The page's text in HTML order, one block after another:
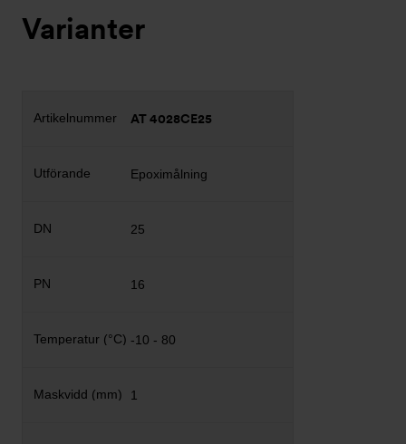
Varianter
AT 4028CE25
Epoximålning
25
16
-10 - 80
1